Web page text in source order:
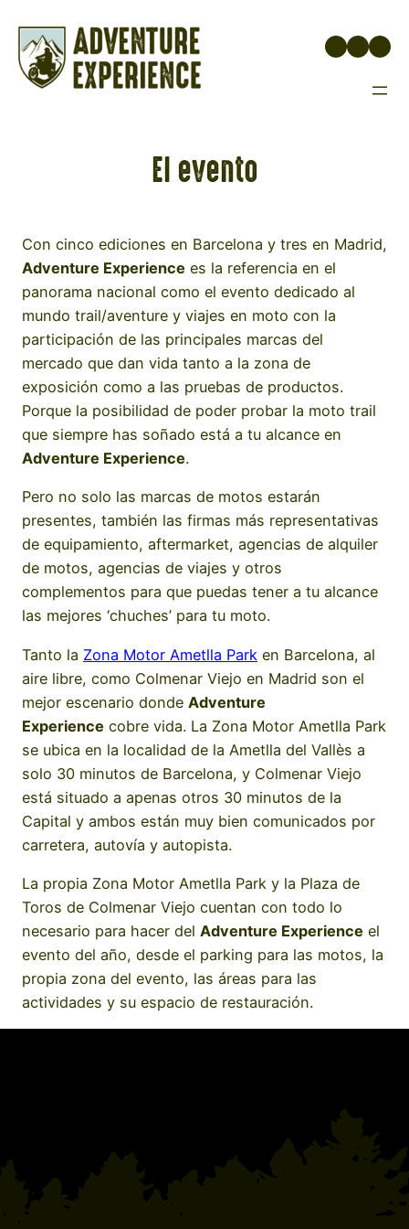
contenido
El evento
Con cinco ediciones en Barcelona y tres en Madrid,
Adventure Experience es la referencia en el
panorama nacional como el evento dedicado al
mundo trail/aventure y viajes en moto con la
participación de las principales marcas del
mercado que dan vida tanto a la zona de
exposición como a las pruebas de productos.
Porque la posibilidad de poder probar la moto trail
que siempre has soñado está a tu alcance en
Adventure Experience.
Pero no solo las marcas de motos estarán
presentes, también las firmas más representativas
de equipamiento, aftermarket, agencias de alquiler
de motos, agencias de viajes y otros
complementos para que puedas tener a tu alcance
las mejores ‘chuches’ para tu moto.
Tanto la Zona Motor Ametlla Park en Barcelona, al
aire libre, como Colmenar Viejo en Madrid son el
mejor escenario donde Adventure
Experience cobre vida. La Zona Motor Ametlla Park
se ubica en la localidad de la Ametlla del Vallès a
solo 30 minutos de Barcelona, y Colmenar Viejo
está situado a apenas otros 30 minutos de la
Capital y ambos están muy bien comunicados por
carretera, autovía y autopista.
La propia Zona Motor Ametlla Park y la Plaza de
Toros de Colmenar Viejo cuentan con todo lo
necesario para hacer del Adventure Experience el
evento del año, desde el parking para las motos, la
propia zona del evento, las áreas para las
actividades y su espacio de restauración.